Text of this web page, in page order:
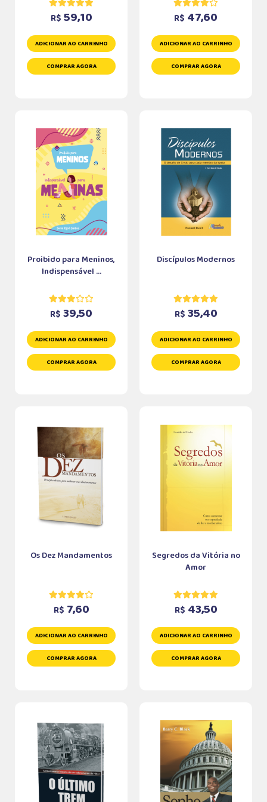
R$ 59,10
ADICIONAR AO CARRINHO
COMPRAR AGORA
R$ 47,60
ADICIONAR AO CARRINHO
COMPRAR AGORA
Proibido para Meninos,
Indispensável ...
R$ 39,50
ADICIONAR AO CARRINHO
COMPRAR AGORA
Discípulos Modernos
R$ 35,40
ADICIONAR AO CARRINHO
COMPRAR AGORA
Os Dez Mandamentos
R$ 7,60
ADICIONAR AO CARRINHO
COMPRAR AGORA
Segredos da Vitória no
Amor
R$ 43,50
ADICIONAR AO CARRINHO
COMPRAR AGORA